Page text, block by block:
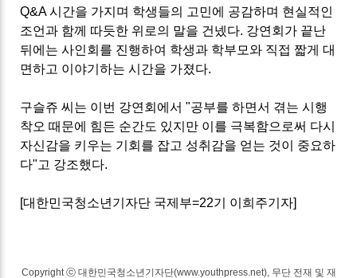
Q&A 시간을 가지며 학생들의 고민에 공감하며 현실적인
조언과 함께 따듯한 위로의 말을 건넸다. 강연회가 끝난
뒤에는 사인회를 진행하여 학생과 학부모와 직접 짧게 대
면하고 이야기하는 시간을 가졌다.
구슬쥬 씨는 이번 강연회에서 "공부를 하면서 겪는 시행
착오 때문에 힘든 순간도 있지만 이를 극복함으로써 다시
자신감을 키우는 기회를 잡고 성취감을 얻는 것이 중요하
다"고 강조했다.
[대한민국청소년기자단 국제부=22기 이희주기자]
Copyright ⓒ 대한민국청소년기자단(www.youthpress.net), 무단 전재 및 재